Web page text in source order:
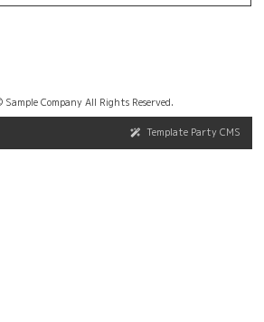
Company All Rights Reserved.
Template Party CMS